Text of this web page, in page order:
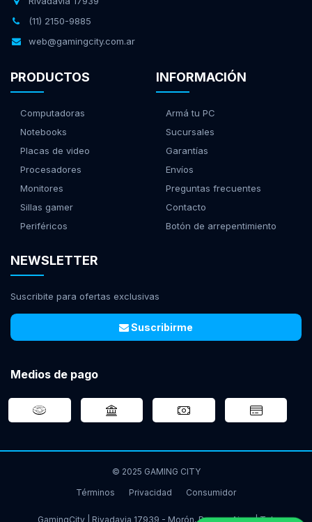
(11) 2150-9885
web@gamingcity.com.ar
PRODUCTOS
Computadoras
Notebooks
Placas de video
Procesadores
Monitores
Sillas gamer
Periféricos
INFORMACIÓN
Armá tu PC
Sucursales
Garantías
Envíos
Preguntas frecuentes
Contacto
Botón de arrepentimiento
NEWSLETTER
Suscribite para ofertas exclusivas
Suscribirme
Medios de pago
© 2025 GAMING CITY
Términos
Privacidad Consumidor
GamingCity | Rivadavia 17939 - Morón, Buenos Aires | Tel: